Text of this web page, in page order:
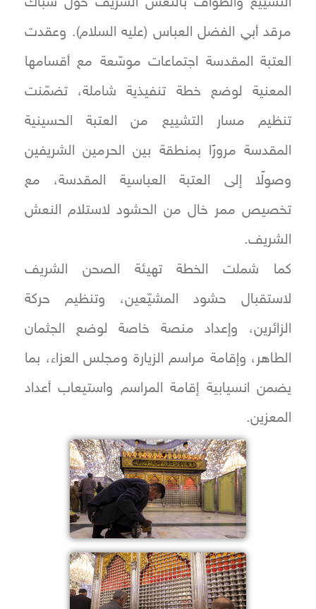
مرقد أبي الفضل العباس (عليه السلام). وعقدت
العتبة المقدسة اجتماعات موسّعة مع أقسامها
المعنية لوضع خطة تنفيذية شاملة، تضمّنت
تنظيم مسار التشييع من العتبة الحسينية
المقدسة مرورًا بمنطقة بين الحرمين الشريفين
وصولًا إلى العتبة العباسية المقدسة، مع
تخصيص ممر خال من الحشود لاستلام النعش
الشريف.
كما شملت الخطة تهيئة الصحن الشريف
لاستقبال حشود المشيّعين، وتنظيم حركة
الزائرين، وإعداد منصة خاصة لوضع الجثمان
الطاهر، وإقامة مراسم الزيارة ومجلس العزاء، بما
يضمن انسيابية إقامة المراسم واستيعاب أعداد
المعزين.